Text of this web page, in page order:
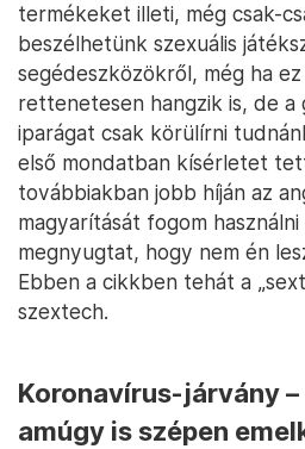
termékeket illeti, még csak-
beszélhetünk szexuális
segédeszközökről, még ha
rettenetesen hangzik is, de a
iparágat csak körülírni
első mondatban kísérletet
továbbiakban jobb híján az
magyarítását fogom használni
megnyugtat, hogy nem én
Ebben a cikkben tehát a
szextech.
Koronavírus-járvány
amúgy is szépen